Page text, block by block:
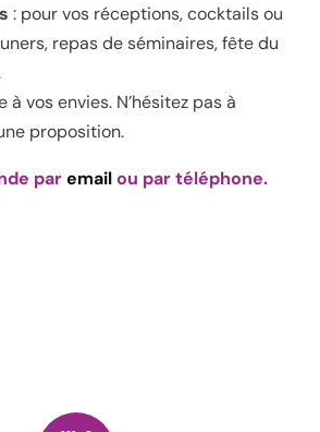
: pour vos réceptions, cocktails ou
repas de séminaires, fête du
à vos envies. N’hésitez pas à
proposition.
paremailou par téléphone.